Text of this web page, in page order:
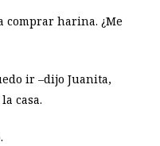
comprar harina. ¿Me
ir –dijo Juanita,
casa.